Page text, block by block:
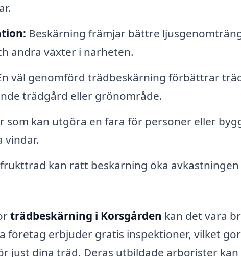
Beskärning främjar bättre
andra växter i närheten.
väl genomförd trädbeskärning förbättrar
trädgård eller grönområde.
som kan utgöra en fara för personer eller
vindar.
kan rätt beskärning öka
trädbeskärning i Korsgården kan det vara
företag erbjuder gratis inspektioner, vilket
just dina träd. Deras utbildade arborister kan